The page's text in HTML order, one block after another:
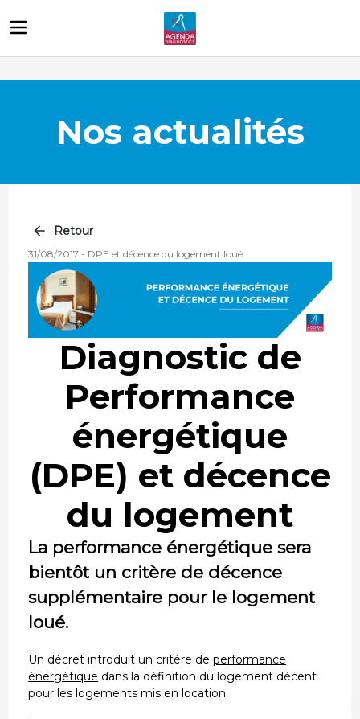
Nos actualités
Retour
31/08/2017 - DPE et décence du logement loué
Diagnostic de
Performance
énergétique
(DPE) et décence
du logement
La performance énergétique sera
bientôt un critère de décence
supplémentaire pour le logement
loué.
Un décret introduit un critère deperformance
énergétique dans la définition du logement décent
pour les logements mis en location.